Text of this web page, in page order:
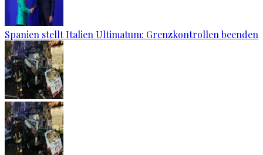
Spanien stellt Italien Ultimatum: Grenzkontrollen beenden